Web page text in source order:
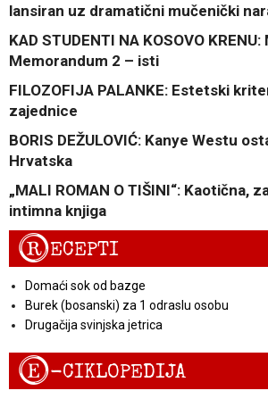
lansiran uz dramatični mučenički
KAD STUDENTI NA KOSOVO
Memorandum 2 – isti
FILOZOFIJA PALANKE: Estetski
zajednice
BORIS DEŽULOVIĆ: Kanye Westu
Hrvatska
„MALI ROMAN O TIŠINI“: Kaotična,
intimna knjiga
RECEPTI
Domaći sok od bazge
Burek (bosanski) za 1 odraslu osobu
Drugačija svinjska jetrica
E-CIKLOPEDIJA